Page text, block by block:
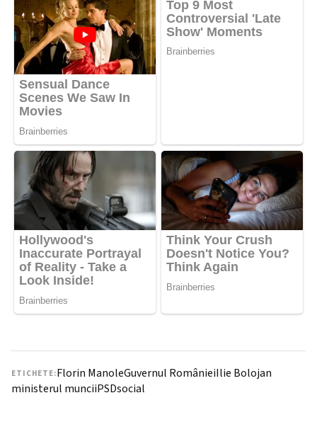
ETICHETE:Florin ManoleGuvernul RomânieiIlie Bolojan
ministerul munciiPSDsocial